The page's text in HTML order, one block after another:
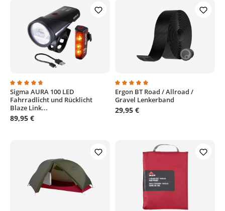
Durchschnittliche Bewertung von 4.7 von 5 Sternen
Sigma AURA 100 LED
Fahrradlicht und Rücklicht
Blaze Link...
89,95 €
Durchschnittliche Bewertung
Ergon BT Road / Allroad /
Gravel Lenkerband
29,95 €